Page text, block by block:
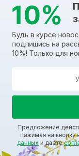
Будь в курсе
подпишись на
10%! Только для
Предложение
Нажимая на кнопку
данных и даете